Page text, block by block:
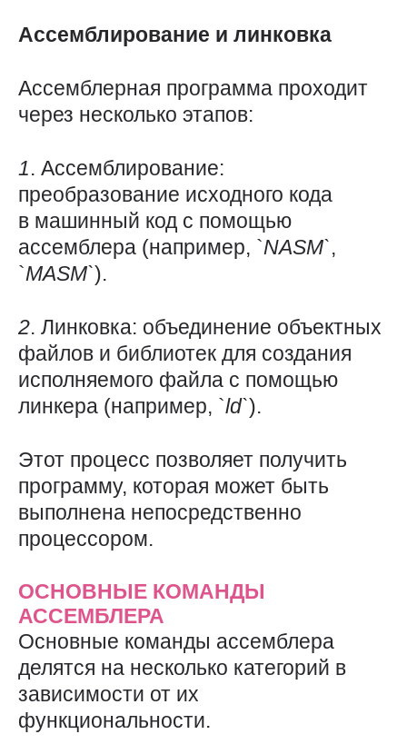
Ассемблирование и линковка
Ассемблерная программа проходит
через несколько этапов:
1. Ассемблирование:
преобразование исходного кода
в машинный код с помощью
ассемблера (например, `NASM`,
`MASM`).
2. Линковка: объединение объектных
файлов и библиотек для создания
исполняемого файла с помощью
линкера (например, `ld`).
Этот процесс позволяет получить
программу, которая может быть
выполнена непосредственно
процессором.
ОСНОВНЫЕ КОМАНДЫ
АССЕМБЛЕРА
Основные команды ассемблера
делятся на несколько категорий в
зависимости от их
функциональности.